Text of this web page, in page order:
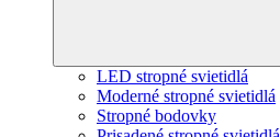
LED stropné svietidlá
Moderné stropné svietidlá
Stropné bodovky